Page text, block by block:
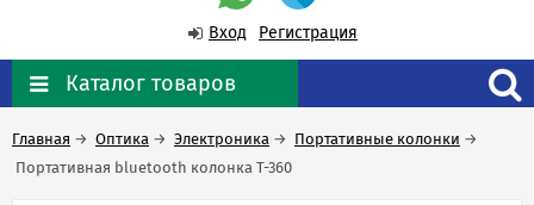
Вход Регистрация
Каталог товаров
Главная → Оптика → Электроника → Портативные колонки →
Портативная bluetooth колонка T-360